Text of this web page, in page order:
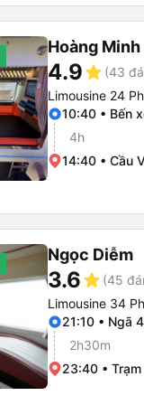
Hoàng Minh
4.9star (43
Limousine 24
10:40 • Bến
4h
14:40 • Cầu
Ngọc Diễm
3.6star (45
Limousine 34
21:10 • Ngã
2h30m
23:40 •